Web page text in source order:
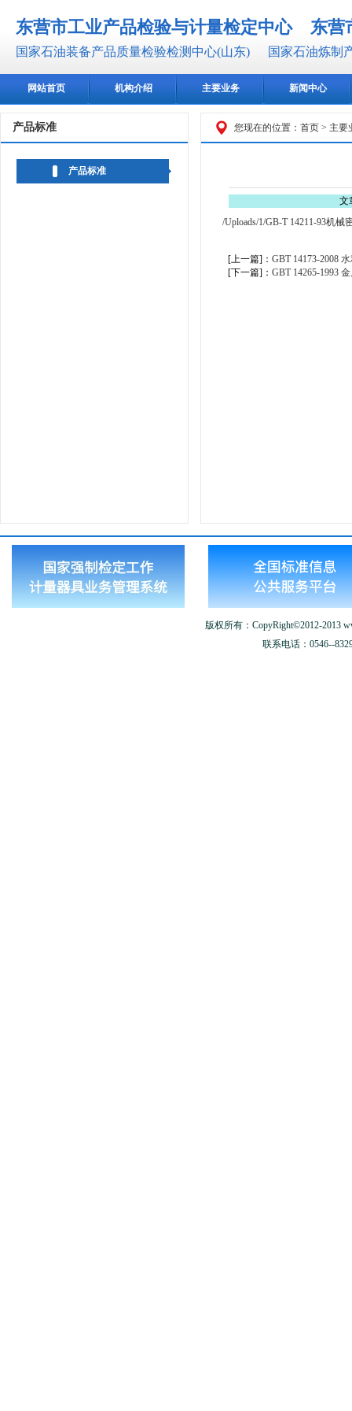
东营市工业产品检验与计量检定中心 东营
国家石油装备产品质量检验检测中心(山东) 国家石油炼制
网站首页 机构介绍 主要业务 新闻中心
产品标准
产品标准
您现在的位置： 首页 > 主要
文
/Uploads/1/GB-T 14211-93机械
[上一篇]：GBT 14173-2008
[下一篇]：GBT 14265-1993
版权所有：CopyRight©2012-2013
联系电话：0546--